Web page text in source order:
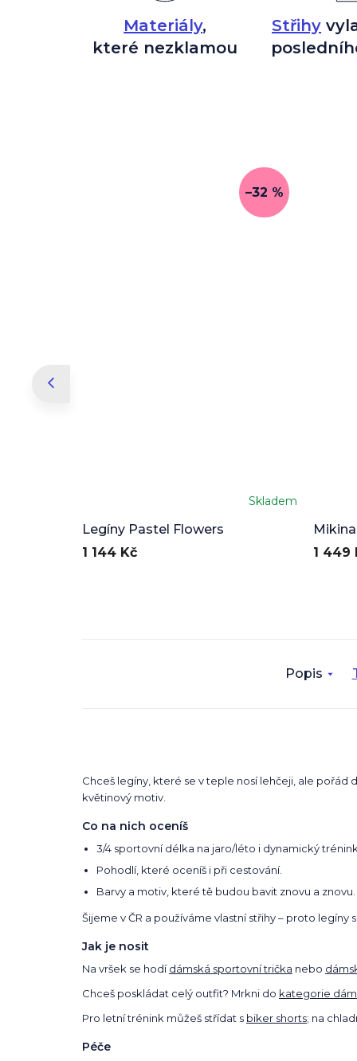
Materiály,
které nezklamou
Střihy
–32 %
Legíny Pastel Flowers
Skladem
1 144 Kč
1 449
Popis
Chceš legíny, které se v teple nosí lehčeji, ale pořád
květinový motiv.
Co na nich oceníš
3/4 sportovní délka na jaro/léto i dynamický
Pohodlí, které oceníš i při cestování.
Barvy a motiv, které tě budou bavit znovu a znovu.
Šijeme v ČR a používáme vlastní střihy – proto
Jak je nosit
Na vršek se hodídámská sportovní trička nebo
Chceš poskládat celý outfit? Mrkni do kategorie
Pro letní trénink můžeš střídat s biker shorts; na
Péče